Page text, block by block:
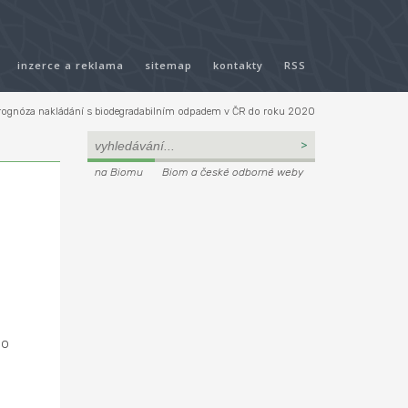
inzerce a reklama sitemap kontakty RSS
nakládání s biodegradabilním odpadem v ČR do roku 2020
na Biomu Biom a české odborné weby